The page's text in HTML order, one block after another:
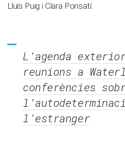
Lluís Puig i Clara Ponsatí.
L’agenda
reunions a
conferències
l’estranger